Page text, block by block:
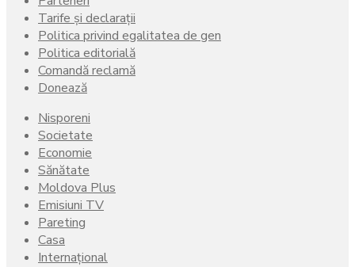
Tarife și declarații
Politica privind egalitatea de gen
Politica editorială
Comandă reclamă
Donează
Nisporeni
Societate
Economie
Sănătate
Moldova Plus
Emisiuni TV
Pareting
Casa
Internațional